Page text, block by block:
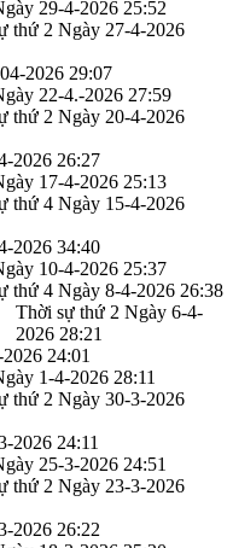
29-4-2026 25:52
thứ 2 Ngày 27-4-2026
2026 29:07
22-4.-2026 27:59
thứ 2 Ngày 20-4-2026
2026 26:27
17-4-2026 25:13
thứ 4 Ngày 15-4-2026
2026 34:40
10-4-2026 25:37
thứ 4 Ngày 8-4-2026 26:38
Thời sự thứ 2 Ngày 6-4-
2026 28:21
24:01
1-4-2026 28:11
thứ 2 Ngày 30-3-2026
2026 24:11
25-3-2026 24:51
thứ 2 Ngày 23-3-2026
2026 26:22